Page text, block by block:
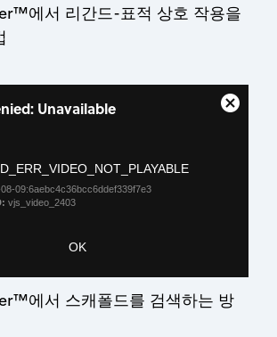
에서 리간드-표적 상호 작용을
Unavailable
09:6aebc4c36bcc6ddef339f7e3
vjs_video_2403
OK
Close
에서 스캐폴드를 검색하는 방